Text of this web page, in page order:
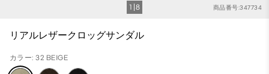
商品番号:347734
1 8
リアルレザークロッグサンダル
カラー: 32 BEIGE